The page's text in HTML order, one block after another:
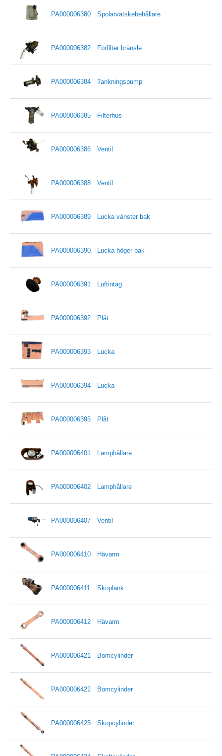
PA000006380 Spolarvätskebehållare
PA000006382 Förfilter bränsle
PA000006384 Tankningspump
PA000006385 Filterhus
PA000006386 Ventil
PA000006388 Ventil
PA000006389 Lucka vänster bak
PA000006390 Lucka höger bak
PA000006391 Luftintag
PA000006392 Plåt
PA000006393 Lucka
PA000006394 Lucka
PA000006395 Plåt
PA000006401 Lamphållare
PA000006402 Lamphållare
PA000006407 Ventil
PA000006410 Hävarm
PA000006411 Skoplänk
PA000006412 Hävarm
PA000006421 Bomcylinder
PA000006422 Bomcylinder
PA000006423 Skopcylinder